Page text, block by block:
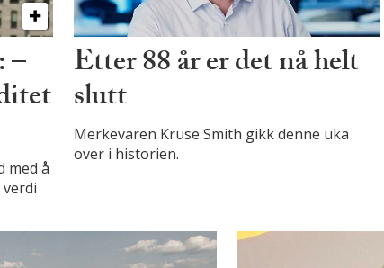
–
med å
Etter 88 år er det nå helt
slutt
Merkevaren Kruse Smith gikk denne uka
over i historien.